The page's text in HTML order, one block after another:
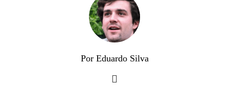
Por Eduardo Silva